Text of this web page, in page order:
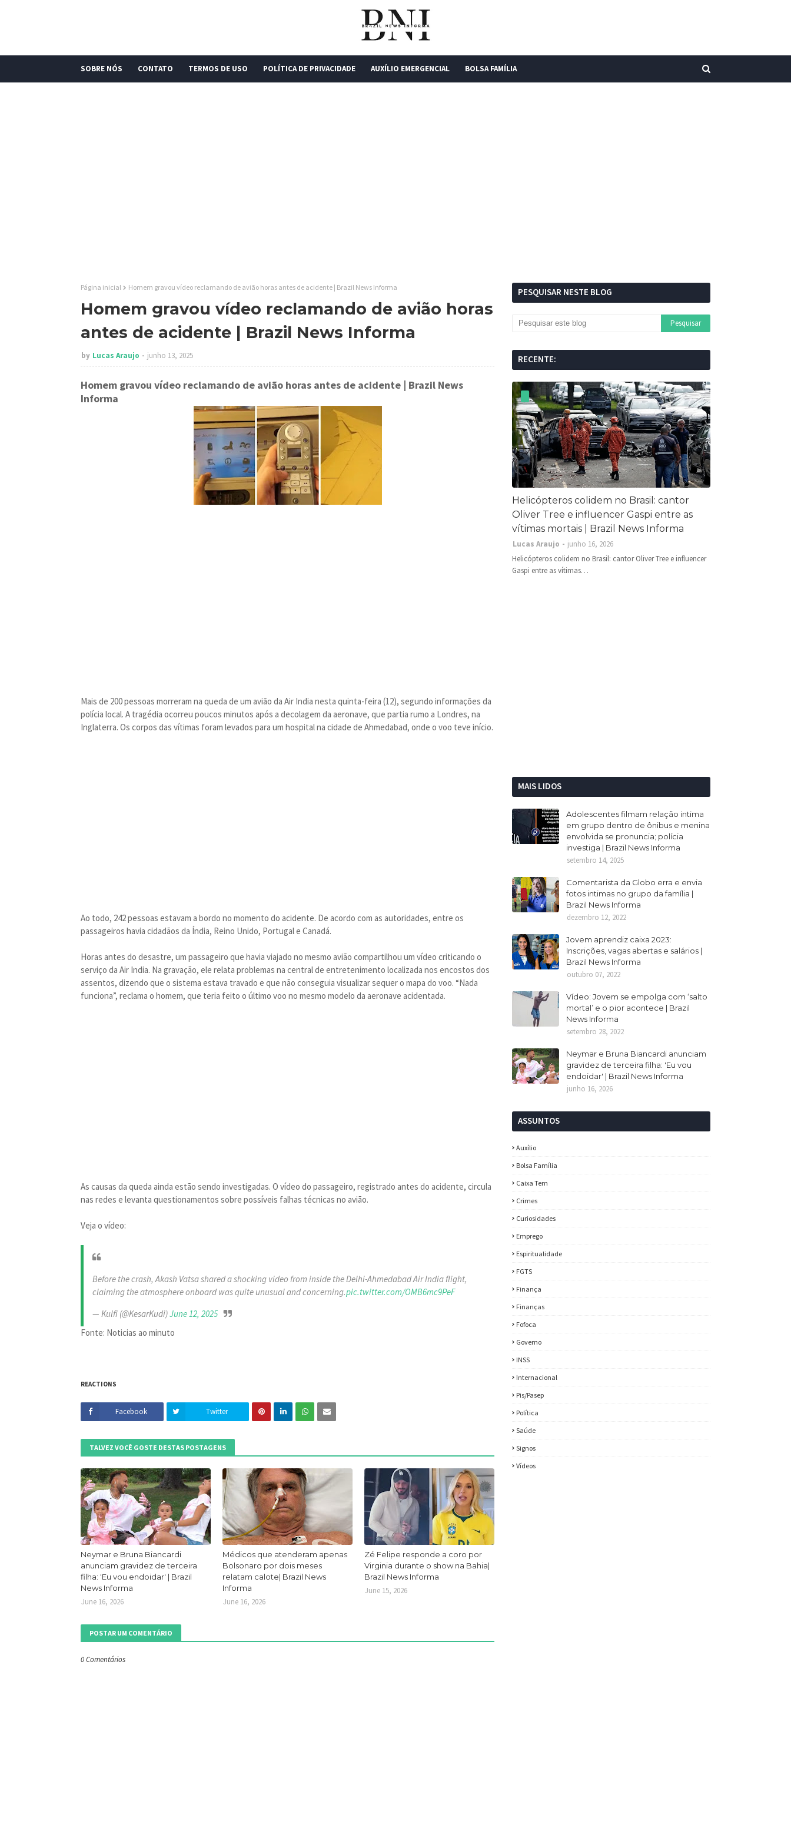
SOBRE NÓS CONTATO TERMOS DE USO POLÍTICA DE PRIVACIDADE AUXÍLIO EMERGENCIAL BOLSA FAMÍLIA
Página inicial Homem gravou vídeo reclamando de avião horas antes de acidente | Brazil News Informa
Homem gravou vídeo reclamando de avião horas
antes de acidente | Brazil News Informa
by Lucas Araujo junho 13, 2025
Homem gravou vídeo reclamando de avião horas antes de acidente | Brazil News
Informa
Mais de 200 pessoas morreram na queda de um avião da Air India nesta quinta-feira (12), segundo informações da
polícia local. A tragédia ocorreu poucos minutos após a decolagem da aeronave, que partia rumo a Londres, na
Inglaterra. Os corpos das vítimas foram levados para um hospital na cidade de Ahmedabad, onde o voo teve início.
Ao todo, 242 pessoas estavam a bordo no momento do acidente. De acordo com as autoridades, entre os
passageiros havia cidadãos da Índia, Reino Unido, Portugal e Canadá.
Horas antes do desastre, um passageiro que havia viajado no mesmo avião compartilhou um vídeo criticando o
serviço da Air India. Na gravação, ele relata problemas na central de entretenimento localizada nos encostos dos
assentos, dizendo que o sistema estava travado e que não conseguia visualizar sequer o mapa do voo. “Nada
funciona”, reclama o homem, que teria feito o último voo no mesmo modelo da aeronave acidentada.
As causas da queda ainda estão sendo investigadas. O vídeo do passageiro, registrado antes do acidente, circula
nas redes e levanta questionamentos sobre possíveis falhas técnicas no avião.
Veja o vídeo:
Before the crash, Akash Vatsa shared a shocking video from inside the Delhi-Ahmedabad Air India flight,
claiming the atmosphere onboard was quite unusual and concerning.pic.twitter.com/OMB6mc9PeF
— Kulfi (@KesarKudi)June 12, 2025
Fonte: Noticias ao minuto
REACTIONS
Facebook Twitter
TALVEZ VOCÊ GOSTE DESTAS POSTAGENS
Neymar e Bruna Biancardi
anunciam gravidez de terceira
filha: 'Eu vou endoidar' | Brazil
News Informa
June 16, 2026
Médicos que atenderam apenas
Bolsonaro por dois meses
relatam calote| Brazil News
Informa
June 16, 2026
Zé Felipe responde a coro por
Virginia durante o show na Bahia|
Brazil News Informa
June 15, 2026
POSTAR UM COMENTÁRIO
0 Comentários
PESQUISAR NESTE BLOG
RECENTE:
Helicópteros colidem no Brasil: cantor
Oliver Tree e influencer Gaspi entre as
vítimas mortais | Brazil News Informa
Lucas Araujo
junho 16, 2026
Helicópteros colidem no Brasil: cantor Oliver Tree e influencer
Gaspi entre as vítimas…
MAIS LIDOS
Adolescentes filmam relação intima
em grupo dentro de ônibus e menina
envolvida se pronuncia; polícia
investiga | Brazil News Informa
setembro 14, 2025
Comentarista da Globo erra e envia
fotos intimas no grupo da família |
Brazil News Informa
dezembro 12, 2022
Jovem aprendiz caixa 2023:
Inscrições, vagas abertas e salários |
Brazil News Informa
outubro 07, 2022
Vídeo: Jovem se empolga com ‘salto
mortal’ e o pior acontece | Brazil
News Informa
setembro 28, 2022
Neymar e Bruna Biancardi anunciam
gravidez de terceira filha: 'Eu vou
endoidar' | Brazil News Informa
junho 16, 2026
ASSUNTOS
Auxílio
Bolsa Família
Caixa Tem
Crimes
Curiosidades
Emprego
Espiritualidade
FGTS
Finança
Finanças
Fofoca
Governo
INSS
Internacional
Pis/Pasep
Política
Saúde
Signos
Vídeos